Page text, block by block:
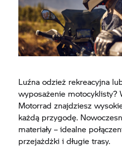
Luźna odzież rekreacyjna
wyposażenie motocyklisty?
Motorrad znajdziesz
każdą przygodę.
materiały – idealne
przejażdżki i długie trasy.